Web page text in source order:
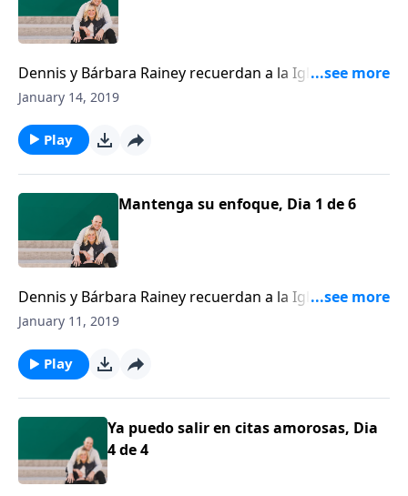
Dennis y Bárbara Rainey recuerdan a la Iglesia que,
pase lo que pase, Jesús es nuestra seguridad y
January 14, 2019
Play
Mantenga su enfoque, Dia 1 de 6
Dennis y Bárbara Rainey recuerdan a la Iglesia que,
pase lo que pase, Jesús es nuestra seguridad y
January 11, 2019
Play
Ya puedo salir en citas amorosas, Dia
4 de 4